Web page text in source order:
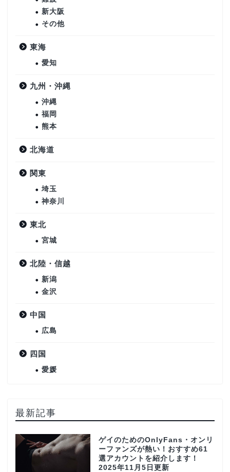
新大阪
その他
東海
愛知
九州・沖縄
沖縄
福岡
熊本
北海道
関東
埼玉
神奈川
東北
宮城
北陸・信越
新潟
金沢
中国
広島
四国
愛媛
最新記事
ゲイのためのOnlyFans・オンリ
ーファンズが熱い！おすすめ61
選アカウントを紹介します！
2025年11月5日更新